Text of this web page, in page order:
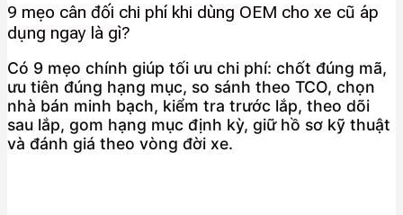
9 mẹo cân đối chi phí khi dùng OEM cho xe cũ áp
dụng ngay là gì?
Có 9 mẹo chính giúp tối ưu chi phí: chốt đúng mã,
ưu tiên đúng hạng mục, so sánh theo TCO, chọn
nhà bán minh bạch, kiểm tra trước lắp, theo dõi
sau lắp, gom hạng mục định kỳ, giữ hồ sơ kỹ thuật
và đánh giá theo vòng đời xe.